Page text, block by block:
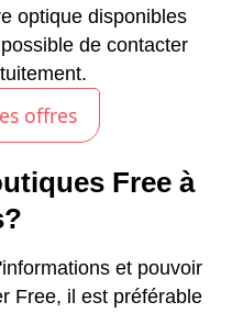
optique disponibles
de contacter
Free à
et pouvoir
Free, il est préférable